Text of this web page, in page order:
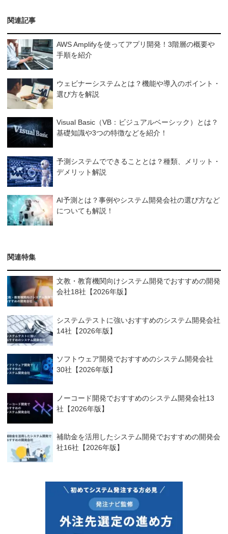
関連記事
AWS Amplifyを使ってアプリ開発！3階層の概要や
手順を紹介
ウェビナーシステムとは？機能や導入のポイント・
選び方を解説
Visual Basic（VB：ビジュアルベーシック）とは？
基礎知識や3つの特徴などを紹介！
予測システムでできることとは？種類、メリット・
デメリット解説
AI予測とは？事例やシステム開発会社の選び方など
についても解説！
関連特集
文教・教育機関向けシステム開発でおすすめの開発
会社18社【2026年版】
システムテストに強いおすすめのシステム開発会社
14社【2026年版】
ソフトウェア開発でおすすめのシステム開発会社
30社【2026年版】
ノーコード開発でおすすめのシステム開発会社13
社【2026年版】
補助金を活用したシステム開発でおすすめの開発会
社16社【2026年版】